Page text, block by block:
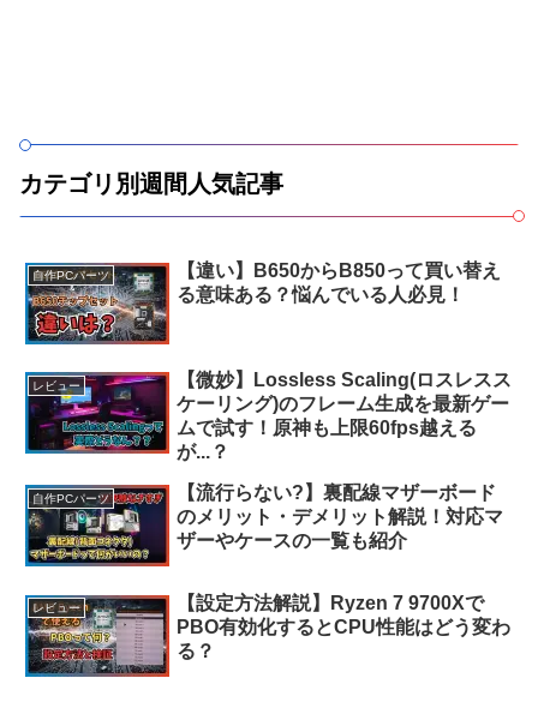
カテゴリ別週間人気記事
自作PCパーツ
【違い】B650からB850って買い替え
る意味ある？悩んでいる人必見！
レビュー
【微妙】Lossless Scaling(ロスレスス
ケーリング)のフレーム生成を最新ゲー
ムで試す！原神も上限60fps越える
が...？
自作PCパーツ
【流行らない?】裏配線マザーボード
のメリット・デメリット解説！対応マ
ザーやケースの一覧も紹介
レビュー
【設定方法解説】Ryzen 7 9700Xで
PBO有効化するとCPU性能はどう変わ
る？